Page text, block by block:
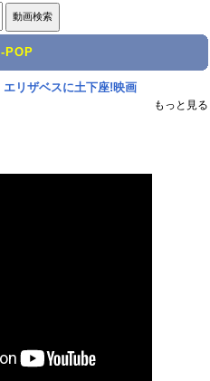
POP
エリザベスに土下座!映画
もっと見る